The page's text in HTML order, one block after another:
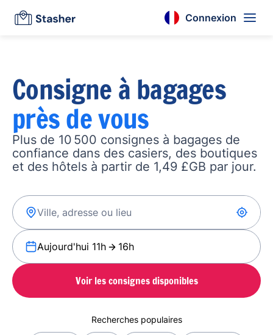
Connexion
Consigne à bagages
près de vous
Plus de 10 500 consignes à bagages de
confiance dans des casiers, des boutiques
et des hôtels à partir de 1,49 £GB par jour.
Aujourd'hui 11h 16h
Voir les consignes disponibles
Recherches populaires